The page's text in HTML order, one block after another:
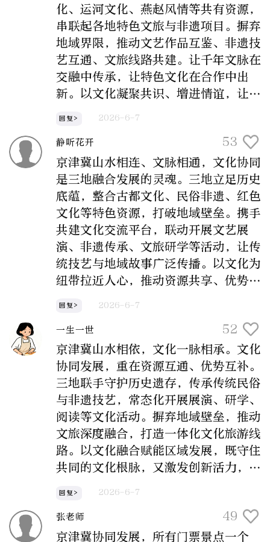
化、运河文化、燕赵风情等共有资源，
串联起各地特色文旅与非遗项目。摒弃
地域界限，推动文艺作品互鉴、非遗技
艺互通、文旅线路共建。让千年文脉在
交融中传承，让特色文化在合作中出
新。以文化凝聚共识、增进情谊，让三
回复> 2026-6-7
静听花开
53
京津冀山水相连、文脉相通，文化协同
是三地融合发展的灵魂。三地立足历史
底蕴，整合古都文化、民俗非遗、红色
文化等特色资源，打破地域壁垒。携手
共建文化交流平台，联动开展文艺展
演、非遗传承、文旅研学等活动，让传
统技艺与地域故事广泛传播。以文化为
纽带拉近人心，推动资源共享、优势互
出新光彩。
回复> 2026-6-7
一生一世
52
京津冀山水相依，文化一脉相承。文化
协同发展，重在资源互通、优势互补。
三地联手守护历史遗存，传承传统民俗
与非遗技艺，常态化开展展演、研学、
阅读等文化活动。摒弃地域壁垒，推动
文旅深度融合，打造一体化文化旅游线
路。以文化融合赋能区域发展，既守住
共同的文化根脉，又激发创新活力，让
回复> 2026-6-7
张老师
49
京津冀协同发展，所有门票景点一个